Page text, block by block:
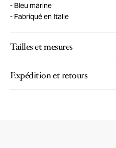
Bleu marine
Fabriqué en Italie
Tailles et mesures
Expédition et retours